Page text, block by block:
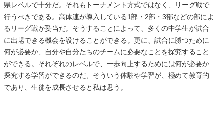
県レベルで十分だ。それもトーナメント方式ではなく、リーグ戦で
行うべきである。高体連が導入している1部・2部・3部などの部によ
るリーグ戦が妥当だ。そうすることによって、多くの中学生が試合
に出場できる機会を設けることができる。更に、試合に勝つために
何が必要か、自分や自分たちのチームに必要なことを探究すること
ができる。それぞれのレベルで、一歩向上するためには何が必要か
探究する学習ができるのだ。そういう体験や学習が、極めて教育的
であり、生徒を成長させると私は思う。